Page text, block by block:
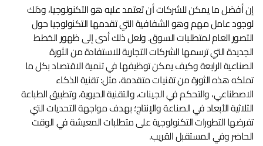
إن أفضل ما يمكن للشركات أن تعتمد عليه هو التكنولوجيا، وذلك
لوجود عامل مهم وهو الشفافية التي تقدمها التكنولوجيا حول
التصور العام لمتطلبات السوق. ولعل ذلك أدى إلى ظهور الخطط
الجديدة التي ترسمها الشركات التجارية للاستفادة من الثورة
الصناعية الرابعة وكيف يمكن توظيفها في تنمية الاقتصاد بكل ما
تملكه هذه الثورة من تقنيات متقدمة، مثل: تقنية الذكاء
الاصطناعي، والتحكم في الجينات، والتقنية الحيوية، وتطبيق الطباعة
الثلاثية الأبعاد في الصناعة والإنتاج؛ بهدف مواجهة التحديات التي
تفرضها التطورات التكنولوجية على متطلبات المعيشة في الوقت
الحاضر وفي المستقبل القريب.